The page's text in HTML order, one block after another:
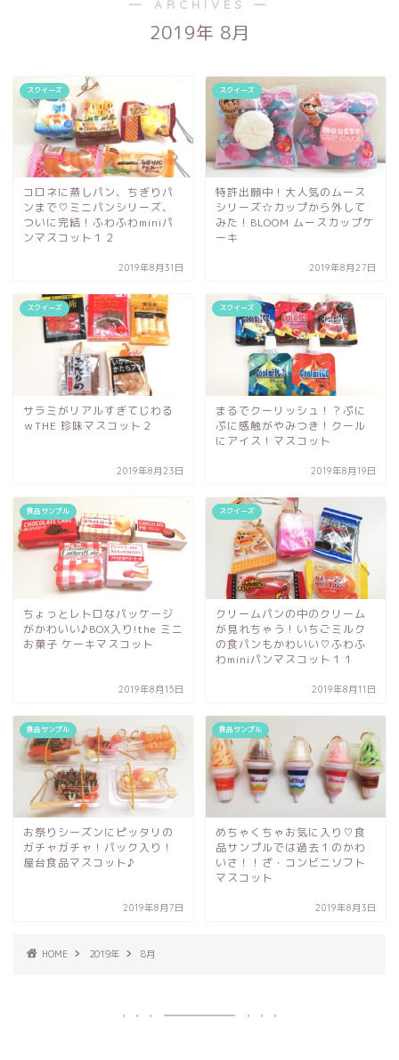
― ARCHIVES ―
2019年 8月
スクイーズ
コロネに蒸しパン、ちぎりパ
ンまで♡ミニパンシリーズ、
ついに完結！ふわふわminiパ
ンマスコット１２
2019年8月31日
スクイーズ
特許出願中！大人気のムース
シリーズ☆カップから外して
みた！BLOOM ムースカップケ
ーキ
2019年8月27日
スクイーズ
サラミがリアルすぎてじわる
ｗTHE 珍味マスコット２
2019年8月23日
スクイーズ
まるでクーリッシュ！？ぷに
ぷに感触がやみつき！クール
にアイス！マスコット
2019年8月19日
食品サンプル
ちょっとレトロなパッケージ
がかわいい♪BOX入り!the ミニ
お菓子 ケーキマスコット
2019年8月15日
スクイーズ
クリームパンの中のクリーム
が見れちゃう！いちごミルク
の食パンもかわいい♡ふわふ
わminiパンマスコット１１
2019年8月11日
食品サンプル
お祭りシーズンにピッタリの
ガチャガチャ！パック入り！
屋台食品マスコット♪
2019年8月7日
食品サンプル
めちゃくちゃお気に入り♡食
品サンプルでは過去１のかわ
いさ！！ざ・コンビニソフト
マスコット
2019年8月3日
HOME 2019年 8月